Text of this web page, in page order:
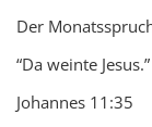
Der
“Da weinte Jesus.”
Johannes 11:35